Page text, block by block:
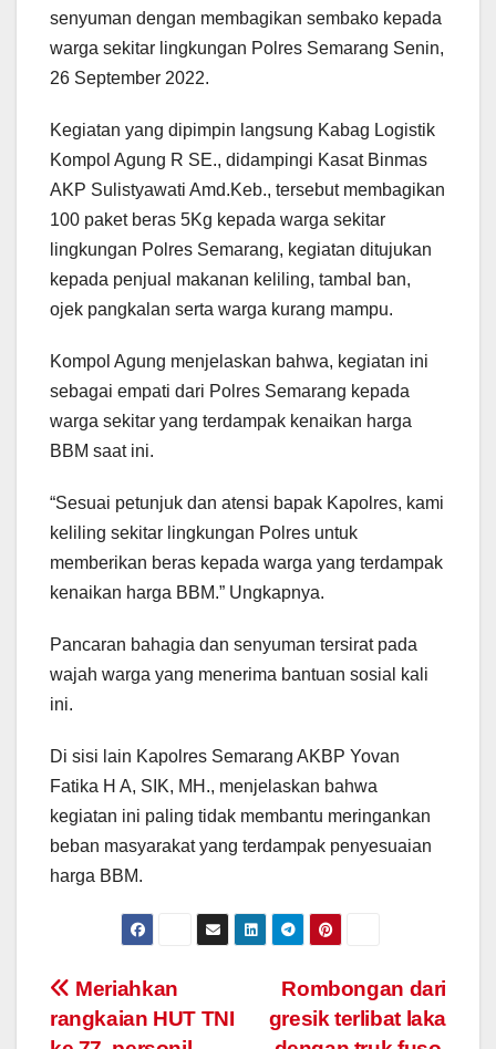
senyuman dengan membagikan sembako kepada
warga sekitar lingkungan Polres Semarang Senin,
26 September 2022.
Kegiatan yang dipimpin langsung Kabag Logistik
Kompol Agung R SE., didampingi Kasat Binmas
AKP Sulistyawati Amd.Keb., tersebut membagikan
100 paket beras 5Kg kepada warga sekitar
lingkungan Polres Semarang, kegiatan ditujukan
kepada penjual makanan keliling, tambal ban,
ojek pangkalan serta warga kurang mampu.
Kompol Agung menjelaskan bahwa, kegiatan ini
sebagai empati dari Polres Semarang kepada
warga sekitar yang terdampak kenaikan harga
BBM saat ini.
“Sesuai petunjuk dan atensi bapak Kapolres, kami
keliling sekitar lingkungan Polres untuk
memberikan beras kepada warga yang terdampak
kenaikan harga BBM.” Ungkapnya.
Pancaran bahagia dan senyuman tersirat pada
wajah warga yang menerima bantuan sosial kali
ini.
Di sisi lain Kapolres Semarang AKBP Yovan
Fatika H A, SIK, MH., menjelaskan bahwa
kegiatan ini paling tidak membantu meringankan
beban masyarakat yang terdampak penyesuaian
harga BBM.
Post
Rombongan dari
gresik terlibat laka
Meriahkan
rangkaian HUT TNI